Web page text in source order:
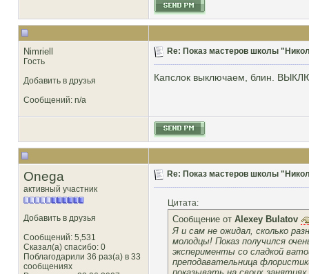
Nimriell
Гость
Добавить в друзья
Сообщений: n/a
Re: Показ мастеров школы
Капслок выключаем, блин.
Onega
активный участник
Добавить в друзья
Сообщений: 5,531
Сказал(а) спасибо: 0
Поблагодарили 36 раз(а) в 33
сообщениях
Re: Показ мастеров школы
Цитата:
Сообщение от Alexey Bulatov
Я и сам не ожидал, сколько
молодцы! Показ получился
эксперименты со сладкой
преподавательница